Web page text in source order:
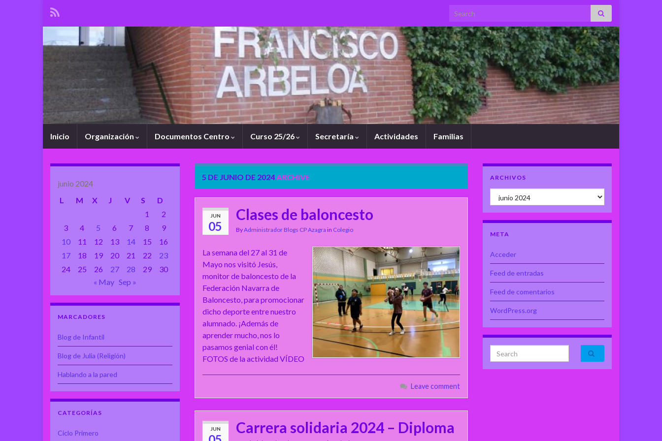
Search for:
Inicio Organización Documentos Centro Curso 25/26 Secretaría Actividades Familias
5 DE JUNIO DE 2024ARCHIVE
JUN
05
Clases de baloncesto
ByAdministrador Blogs CP Azagra in Colegio
La semana del 27 al 31 de
Mayo nos visitó Jesús,
monitor de baloncesto de la
Federación Navarra de
Baloncesto, para promocionar
dicho deporte entre nuestro
alumnado. ¡Además de
aprender mucho, nos lo
pasamos genial con él!
FOTOS de la actividad VÍDEO
Leave comment
JUN Carrera solidaria 2024 – Diploma
junio 2024
L
M X J V S
D
1
2
3
4 5 6 7 8
9
10
11 12 13 14 15
16
17
18 19 20 21 22
23
24
25 26 27 28 29
30
« May Sep »
MARCADORES
Blog de Infantil
Blog de Julia (Religión)
Hablando a la pared
CATEGORÍAS
Ciclo Primero
ARCHIVOS
Archivos
META
Acceder
Feed de entradas
Feed de comentarios
WordPress.org
Search for: